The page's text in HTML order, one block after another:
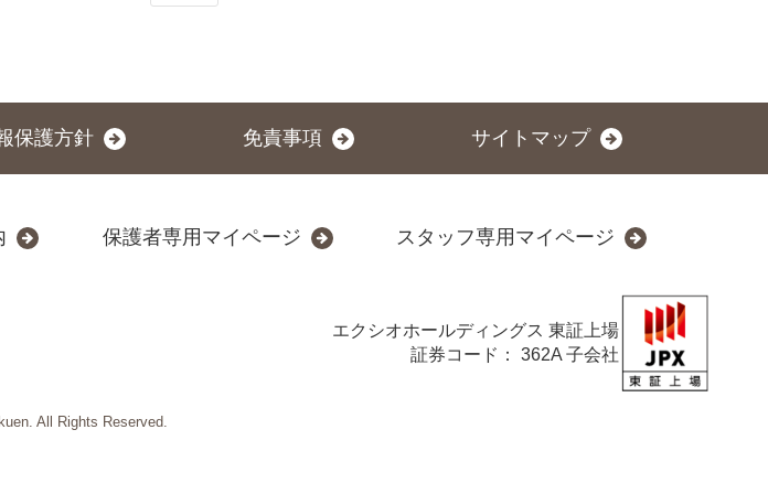
保護方針 免責事項 サイトマップ
保護者専用マイページ スタッフ専用マイページ
エクシオホールディングス 東証上場
証券コード： 362A 子会社
All Rights Reserved.